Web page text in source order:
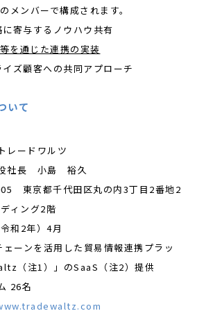
メンバーで構成されます。
寄与するノウハウ共有
を通じた連携の実装
ズ顧客への共同アプローチ
いて
ードワルツ
社長 小島 裕久
東京都千代田区丸の内3丁目2番地2
ィング2階
2年）4月
ーンを活用した貿易情報連携プラッ
（注1）」のSaaS（注2）提供
26名